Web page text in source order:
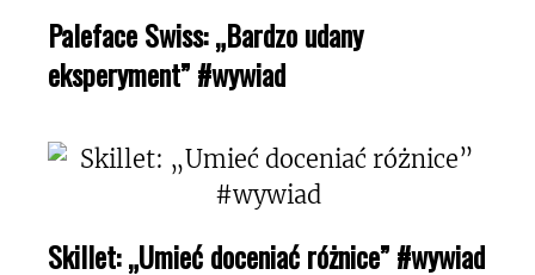
Paleface Swiss: „Bardzo udany
eksperyment” #wywiad
Skillet: „Umieć doceniać różnice” #wywiad